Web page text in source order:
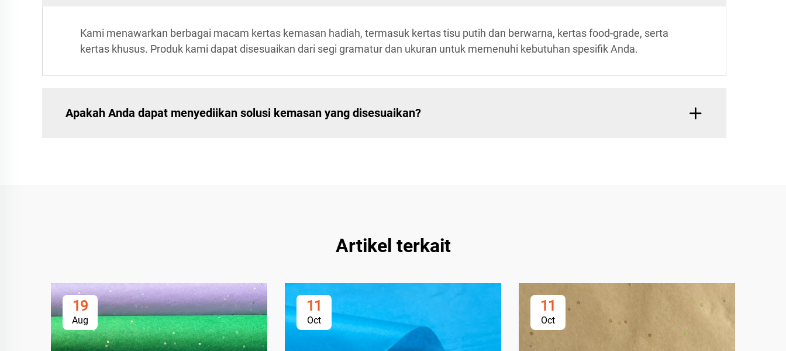
Kami menawarkan berbagai macam kertas kemasan hadiah, termasuk kertas tisu putih dan berwarna, kertas food-grade, serta
kertas khusus. Produk kami dapat disesuaikan dari segi gramatur dan ukuran untuk memenuhi kebutuhan spesifik Anda.
Apakah Anda dapat menyediikan solusi kemasan yang disesuaikan?
Artikel terkait
19
Aug
11
Oct
11
Oct